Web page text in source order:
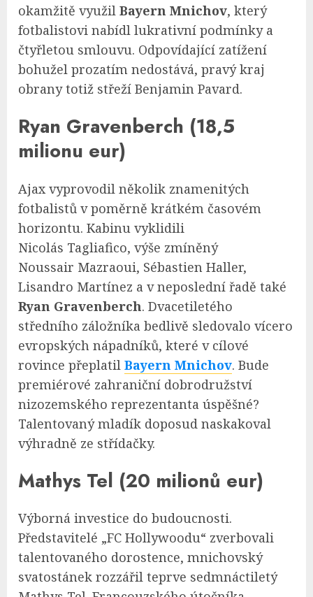
okamžitě využil Bayern Mnichov, který
fotbalistovi nabídl lukrativní podmínky a
čtyřletou smlouvu. Odpovídající zatížení
bohužel prozatím nedostává, pravý kraj
obrany totiž střeží Benjamin Pavard.
Ryan Gravenberch (18,5
milionu eur)
Ajax vyprovodil několik znamenitých
fotbalistů v poměrně krátkém časovém
horizontu. Kabinu vyklidili
Nicolás Tagliafico, výše zmíněný
Noussair Mazraoui, Sébastien Haller,
Lisandro Martínez a v neposlední řadě také
Ryan Gravenberch. Dvacetiletého
středního záložníka bedlivě sledovalo vícero
evropských nápadníků, které v cílové
rovince přeplatil Bayern Mnichov. Bude
premiérové zahraniční dobrodružství
nizozemského reprezentanta úspěšné?
Talentovaný mladík doposud naskakoval
výhradně ze střídačky.
Mathys Tel (20 milionů eur)
Výborná investice do budoucnosti.
Představitelé „FC Hollywoodu“ zverbovali
talentovaného dorostence, mnichovský
svatostánek rozzářil teprve sedmnáctiletý